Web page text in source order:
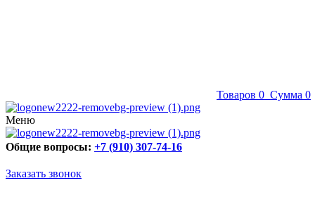
Товаров 0 Сумма 0
Меню
Общие вопросы: +7 (910) 307-74-16
Заказать звонок